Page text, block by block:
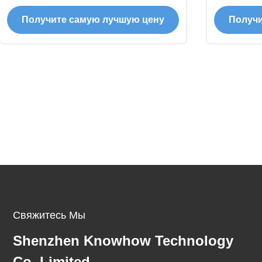
мощностью 210 Вт Черный
очиститель поглощения дыма для
клиник и домов
Получите самую лучшую цену
Свяжитесь Мы
Shenzhen Knowhow Technology